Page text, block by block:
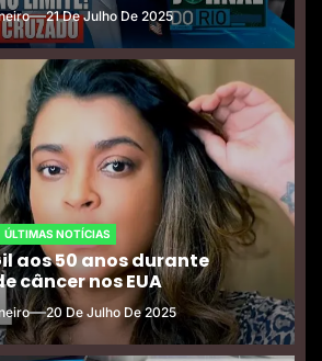
21 De Julho De 2025
ÚLTIMAS NOTÍCIAS
aos 50 anos durante
câncer nos EUA
20 De Julho De 2025